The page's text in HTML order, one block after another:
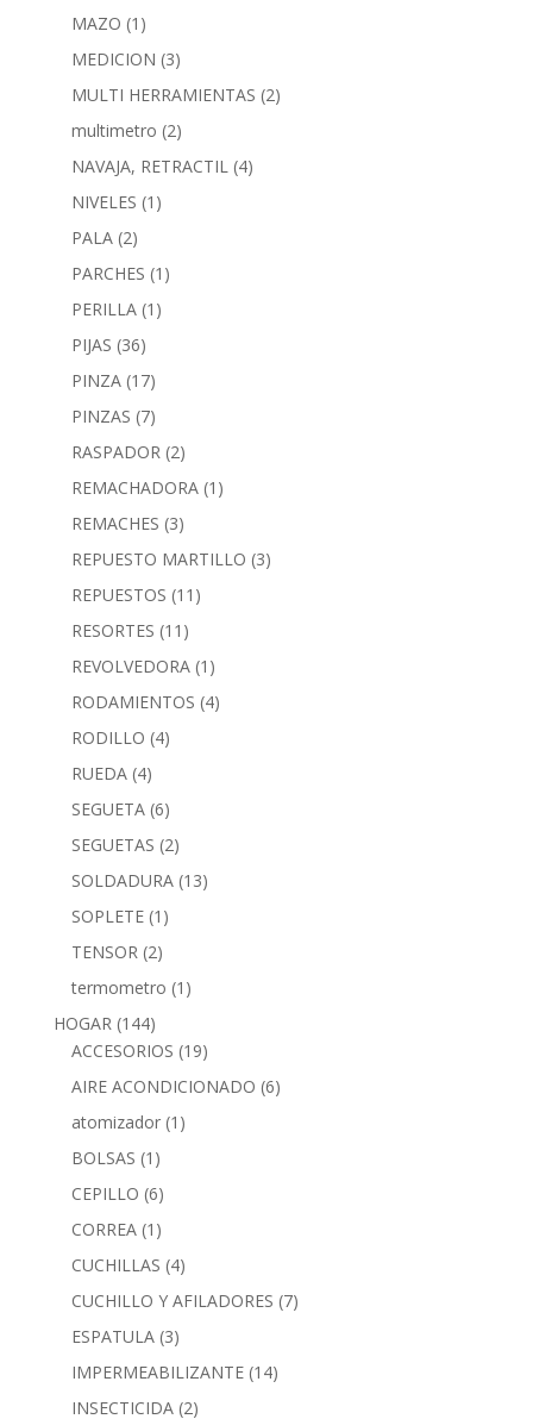
MAZO (1)
MEDICION (3)
MULTI HERRAMIENTAS (2)
multimetro (2)
NAVAJA, RETRACTIL (4)
NIVELES (1)
PALA (2)
PARCHES (1)
PERILLA (1)
PIJAS (36)
PINZA (17)
PINZAS (7)
RASPADOR (2)
REMACHADORA (1)
REMACHES (3)
REPUESTO MARTILLO (3)
REPUESTOS (11)
RESORTES (11)
REVOLVEDORA (1)
RODAMIENTOS (4)
RODILLO (4)
RUEDA (4)
SEGUETA (6)
SEGUETAS (2)
SOLDADURA (13)
SOPLETE (1)
TENSOR (2)
termometro (1)
HOGAR (144)
ACCESORIOS (19)
AIRE ACONDICIONADO (6)
atomizador (1)
BOLSAS (1)
CEPILLO (6)
CORREA (1)
CUCHILLAS (4)
CUCHILLO Y AFILADORES (7)
ESPATULA (3)
IMPERMEABILIZANTE (14)
INSECTICIDA (2)